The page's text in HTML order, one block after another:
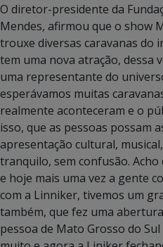
O diretor-presidente da
Mendes, afirmou que o show
trouxe diversas caravanas do
tem uma nova atração, dessa
uma representante do
esperávamos muitas
realmente aconteceram e o
isso, que as pessoas possam
apresentação cultural,
tranquilo, sem confusão.
e hoje mais uma vez a gente
com a Linniker, tivemos um
também, que fez uma
pessoa de Mato Grosso do